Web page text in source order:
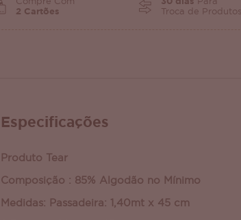
2 Cartões
Troca de Produtos
Especificações
Produto Tear
Composição : 85% Algodão no Mínimo
Medidas: Passadeira: 1,40mt x 45 cm